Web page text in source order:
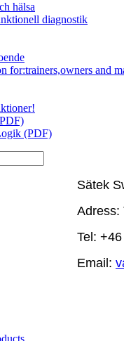
hälsa
diagnostik
for:trainers,owners and
(PDF)
Sätek
Adress:
Tel:
Email: